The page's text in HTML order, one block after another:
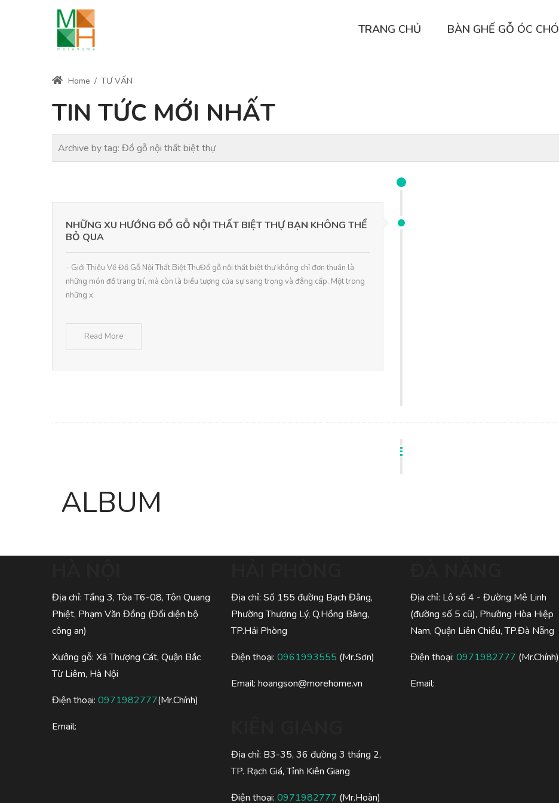
TRANG CHỦ BÀN GHẾ GỖ ÓC CHÓ
Home / TƯ VẤN
TIN TỨC MỚI NHẤT
Archive by tag: Đồ gỗ nội thất biệt thự
NHỮNG XU HƯỚNG ĐỒ GỖ NỘI THẤT BIỆT THỰ BẠN KHÔNG THỂ
BỎ QUA
- Giới Thiệu Về Đồ Gỗ Nội Thất Biệt ThựĐồ gỗ nội thất biệt thự không chỉ đơn thuần là
những món đồ trang trí, mà còn là biểu tượng của sự sang trọng và đẳng cấp. Một trong
những x
Read More
ALBUM
Địa chỉ: Tầng 3, Tòa T6-08, Tôn Quang
Phiệt, Phạm Văn Đồng (Đối diện bộ
công an)
Xưởng gỗ: Xã Thượng Cát, Quận Bắc
Từ Liêm, Hà Nội
Điện thoại: 0971982777(Mr.Chính)
Email:
Địa chỉ: Số 155 đường Bạch Đằng,
Phường Thượng Lý, Q.Hồng Bàng,
TP.Hải Phòng
Điện thoại: 0961993555 (Mr.Sơn)
Email: hoangson@morehome.vn
Địa chỉ: B3-35, 36 đường 3 tháng 2,
TP. Rạch Giá, Tỉnh Kiên Giang
Điện thoại: 0971982777 (Mr.Hoàn)
Địa chỉ: Lô số 4 - Đường Mê Linh
(đường số 5 cũ), Phường Hòa Hiệp
Nam, Quận Liên Chiểu, TP.Đà Nẵng
Điện thoại: 0971982777 (Mr.Chính)
Email: